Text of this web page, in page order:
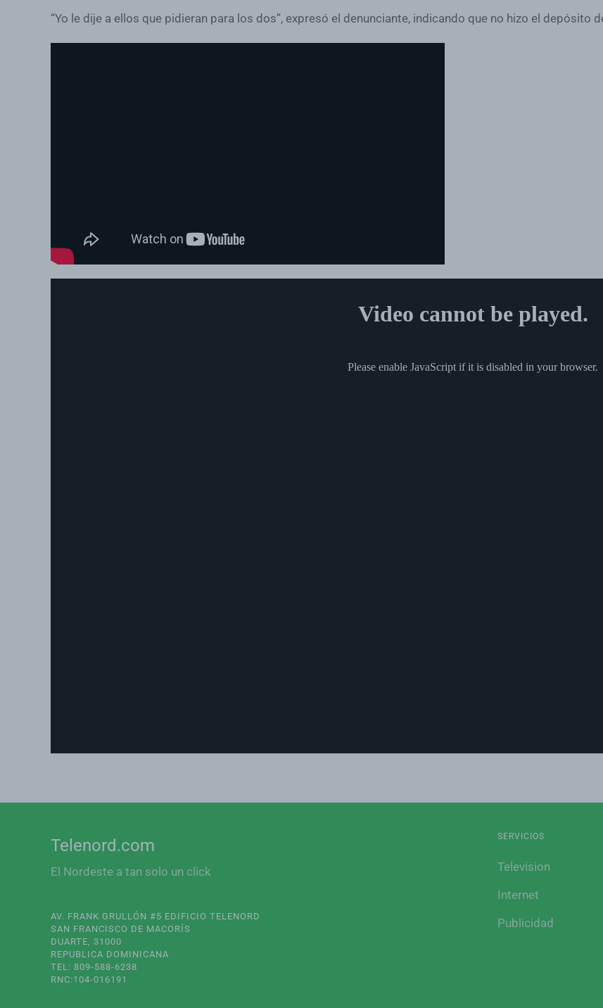
“Yo le dije a ellos que pidieran para los dos”, expresó el denunciante, indicando que no hizo el depósito
Telenord.com
El Nordeste a tan solo un click
AV. FRANK GRULLÓN #5 EDIFICIO TELENORD
SAN FRANCISCO DE MACORÍS
DUARTE, 31000
REPUBLICA DOMINICANA
TEL: 809-588-6238
RNC:104-016191
SERVICIOS
Television
Internet
Publicidad